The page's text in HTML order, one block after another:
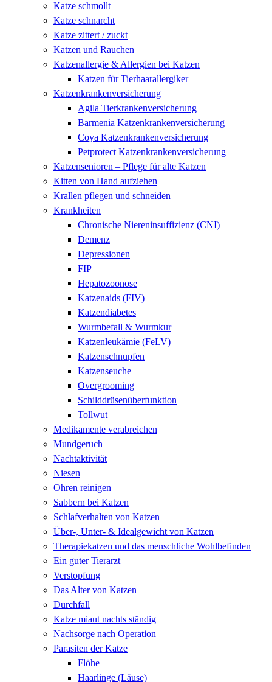
Katze schmollt
Katze schnarcht
Katze zittert / zuckt
Katzen und Rauchen
Katzenallergie & Allergien bei Katzen
Katzen für Tierhaarallergiker
Katzenkrankenversicherung
Agila Tierkrankenversicherung
Barmenia Katzenkrankenversicherung
Coya Katzenkrankenversicherung
Petprotect Katzenkrankenversicherung
Katzensenioren – Pflege für alte Katzen
Kitten von Hand aufziehen
Krallen pflegen und schneiden
Krankheiten
Chronische Niereninsuffizienz (CNI)
Demenz
Depressionen
FIP
Hepatozoonose
Katzenaids (FIV)
Katzendiabetes
Wurmbefall & Wurmkur
Katzenleukämie (FeLV)
Katzenschnupfen
Katzenseuche
Overgrooming
Schilddrüsenüberfunktion
Tollwut
Medikamente verabreichen
Mundgeruch
Nachtaktivität
Niesen
Ohren reinigen
Sabbern bei Katzen
Schlafverhalten von Katzen
Über-, Unter- & Idealgewicht von Katzen
Therapiekatzen und das menschliche Wohlbefinden
Ein guter Tierarzt
Verstopfung
Das Alter von Katzen
Durchfall
Katze miaut nachts ständig
Nachsorge nach Operation
Parasiten der Katze
Flöhe
Haarlinge (Läuse)